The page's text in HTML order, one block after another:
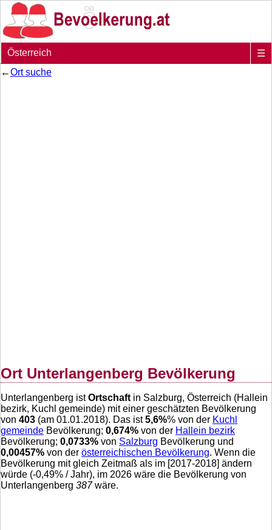
Österreich
☰
←Ort suche
Ort Unterlangenberg Bevölkerung
Unterlangenberg istOrtschaft in Salzburg, Österreich (Hallein
bezirk, Kuchl gemeinde) mit einer geschätzten Bevölkerung
von 403 (am 01.01.2018). Das ist5,6%% von der Kuchl
gemeinde Bevölkerung; 0,674% von der Hallein bezirk
Bevölkerung; 0,0733% von Salzburg Bevölkerung und
0,00457% von der österreichischen Bevölkerung. Wenn die
Bevölkerung mit gleich Zeitmaß als im [2017-2018] ändern
würde (-0,49% / Jahr), im 2026 wäre die Bevölkerung von
Unterlangenberg 387wäre.